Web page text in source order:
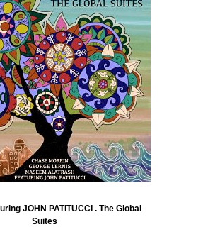
JOHN PATITUCCI . The Global
Suites